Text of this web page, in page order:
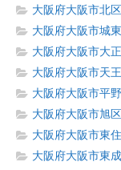
大阪府大阪市北区
大阪府大阪市城
大阪府大阪市大
大阪府大阪市天
大阪府大阪市平
大阪府大阪市旭区
大阪府大阪市東
大阪府大阪市東